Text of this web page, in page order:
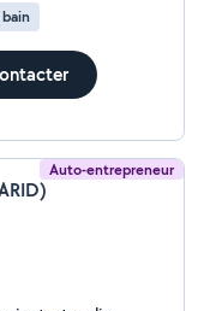
Auto-entrepreneur